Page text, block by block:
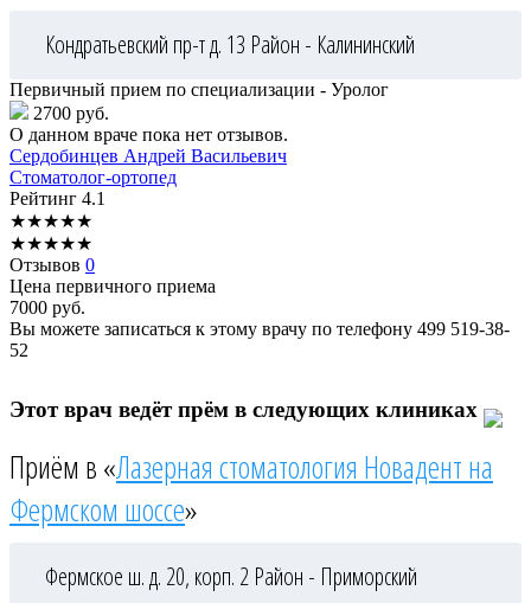
Кондратьевский пр-т д. 13 Район - Калининский
Первичный прием по специализации - Уролог
2700 руб.
О данном враче пока нет отзывов.
Сердобинцев Андрей Васильевич
Стоматолог-ортопед
Рейтинг 4.1
★★★★★
★★★★★
Отзывов 0
Цена первичного приема
7000 руб.
Вы можете записаться к этому врачу по телефону 499 519-38-
52
Этот врач ведёт прём в следующих клиниках
Приём в «Лазерная стоматология Новадент на
Фермском шоссе»
Фермское ш. д. 20, корп. 2 Район - Приморский